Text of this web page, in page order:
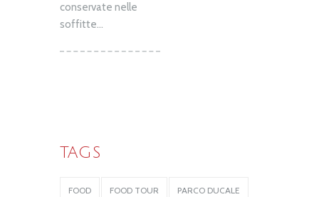
conservate nelle
soffitte...
TAGS
FOOD FOOD TOUR PARCO DUCALE